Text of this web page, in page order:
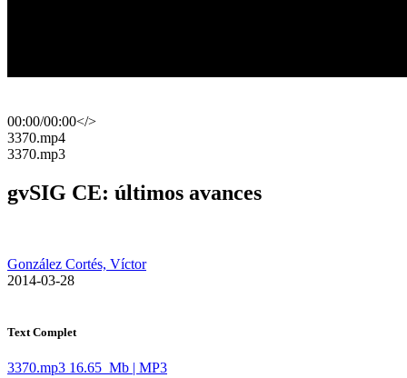
00:00/00:00</>
​3370.mp4
​3370.mp3
gvSIG CE: últimos avances
González Cortés, Víctor
​ 2014-03-28
Text Complet
3370.mp3 16.65 Mb | MP3